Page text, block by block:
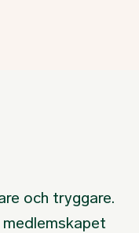
och tryggare.
medlemskapet